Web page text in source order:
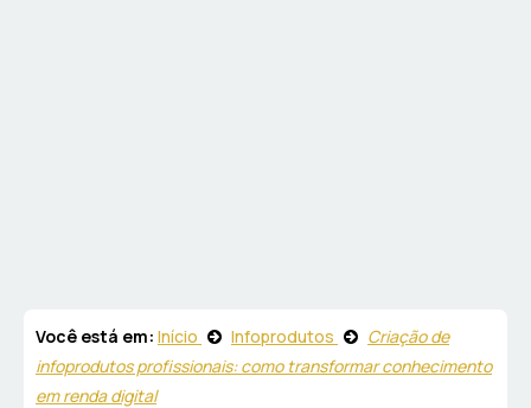
Você está em: Início Infoprodutos
Criação de
infoprodutos profissionais: como transformar conhecimento
em renda digital